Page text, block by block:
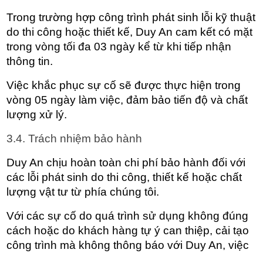
Trong trường hợp công trình phát sinh lỗi kỹ thuật
do thi công hoặc thiết kế, Duy An cam kết có mặt
trong vòng tối đa 03 ngày kể từ khi tiếp nhận
thông tin.
Việc khắc phục sự cố sẽ được thực hiện trong
vòng 05 ngày làm việc, đảm bảo tiến độ và chất
lượng xử lý.
3.4. Trách nhiệm bảo hành
Duy An chịu hoàn toàn chi phí bảo hành đối với
các lỗi phát sinh do thi công, thiết kế hoặc chất
lượng vật tư từ phía chúng tôi.
Với các sự cố do quá trình sử dụng không đúng
cách hoặc do khách hàng tự ý can thiệp, cải tạo
công trình mà không thông báo với Duy An, việc